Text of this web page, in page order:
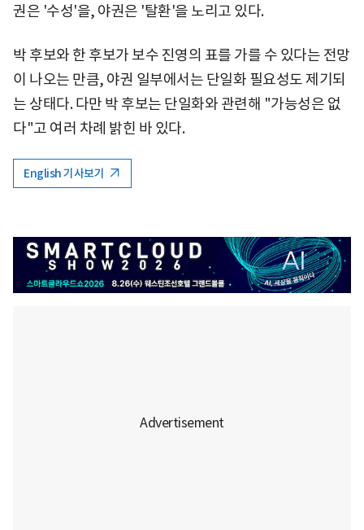
권은 '수성'을, 야권은 '탈환'을 노리고 있다.
박 후보와 한 후보가 보수 진영의 표를 가를 수 있다는 전망
이 나오는 만큼, 야권 일부에서는 단일화 필요성도 제기되
는 상태다. 다만 박 후보는 단일화와 관련해 "가능성은 없
다"고 여러 차례 밝힌 바 있다.
English 기사보기